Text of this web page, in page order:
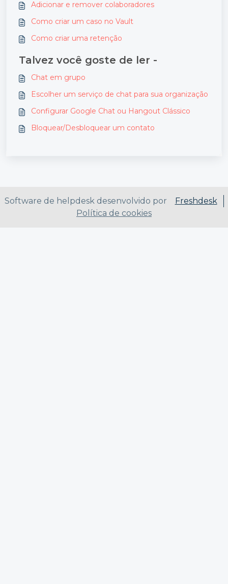
Adicionar e remover colaboradores
Como criar um caso no Vault
Como criar uma retenção
Talvez você goste de ler -
Chat em grupo
Escolher um serviço de chat para sua organização
Configurar Google Chat ou Hangout Clássico
Bloquear/Desbloquear um contato
Software de helpdesk desenvolvido por
Freshdesk
Política de cookies